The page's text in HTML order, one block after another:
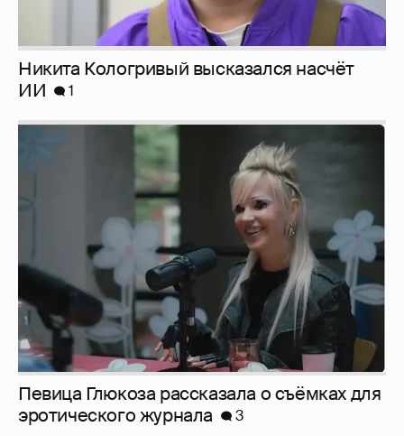
Певица Глюкоза рассказала о съёмках для
эротического журнала
3